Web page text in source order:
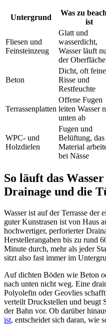
Untergrund
Was zu
ist
Fliesen und
Feinsteinzeug
Glatt und
wasserdicht,
Wasser läuft
der
Beton
Dicht, oft feine
Risse und
Restfeuchte
Terrassenplatten
Offene Fugen
leiten Wasser
unten ab
WPC- und
Holzdielen
Fugen und
Belüftung, das
Material
bei Nässe
So läuft das
Drainage und die
Wasser ist auf der Terrasse der
guter Kunstrasen ist von Haus
hochwertiger, perforierter
Herstellerangaben bis zu rund
Minute durch, mehr als jeder
sitzt also fast immer im
Auf dichten Böden wie Beton
nach unten nicht weg. Eine
Polyolefin oder Geovlies
verteilt Druckstellen und beugt
der Bahn vor. Ob darüber
ist, entscheidet sich daran, wie